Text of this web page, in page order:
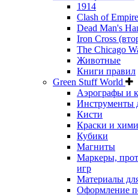
1914
Clash of
Dead Man's
Iron Cross
The Chicago
Животные
Книги правил
Green Stuff World
Аэрографы и
Инструменты
Кисти
Краски и
Кубики
Магниты
Маркеры,
игр
Материалы
Оформление